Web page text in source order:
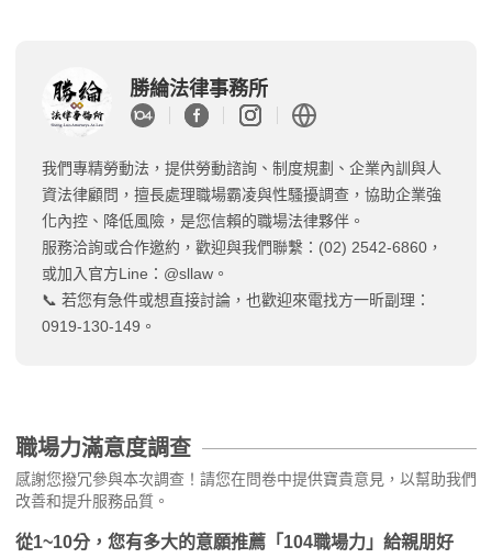
勝綸法律事務所
我們專精勞動法，提供勞動諮詢、制度規劃、企業內訓與人
資法律顧問，擅長處理職場霸凌與性騷擾調查，協助企業強
化內控、降低風險，是您信賴的職場法律夥伴。
服務洽詢或合作邀約，歡迎與我們聯繫：(02) 2542-6860，
或加入官方Line：@sllaw。
📞 若您有急件或想直接討論，也歡迎來電找方一昕副理：
0919-130-149。
職場力滿意度調查
感謝您撥冗參與本次調查！請您在問卷中提供寶貴意見，以幫助我們
改善和提升服務品質。
從1~10分，您有多大的意願推薦「104職場力」給親朋好